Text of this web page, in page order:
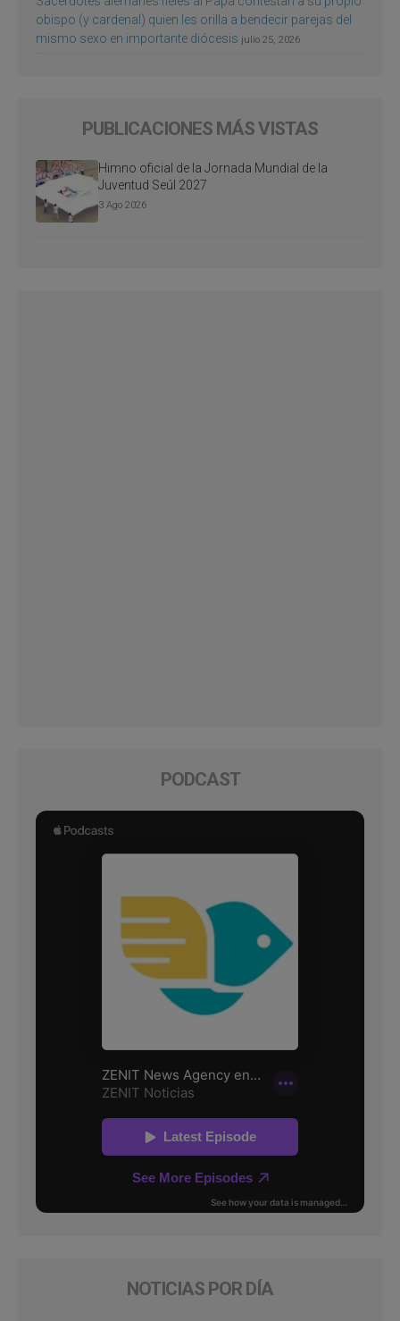
obispo (y cardenal) quien les orilla a bendecir parejas del
mismo sexo en importante diócesis julio 25, 2026
PUBLICACIONES MÁS VISTAS
Himno oficial de la Jornada Mundial de la
Juventud Seúl 2027
3 Ago 2026
PODCAST
NOTICIAS POR DÍA